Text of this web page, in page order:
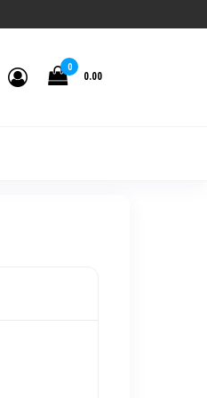
0
0.00